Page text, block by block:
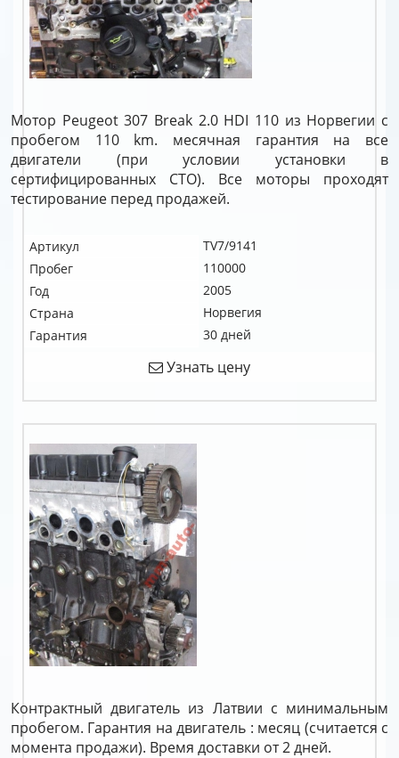
Мотор Peugeot 307 Break 2.0 HDI 110 из Норвегии с
пробегом 110 km. месячная гарантия на все
двигатели (при условии установки в
сертифицированных СТО). Все моторы проходят
тестирование перед продажей.
Артикул
TV7/9141
Пробег
110000
Год
2005
Страна
Норвегия
Гарантия
30 дней
Узнать цену
Контрактный двигатель из Латвии с минимальным
пробегом. Гарантия на двигатель : месяц (считается с
момента продажи). Время доставки от 2 дней.